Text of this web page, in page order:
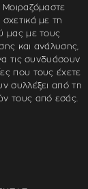
(γωνία),
Μοιραζόμαστε
με τη
μας με τους
και ανάλυσης,
τις συνδυάσουν
που τους έχετε
συλλέξει από τη
τους από εσάς.